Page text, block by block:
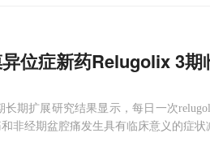
位症新药Relugolix 3期
期扩展研究结果显示，每日一次
非经期盆腔痛发生具有临床意义的症状